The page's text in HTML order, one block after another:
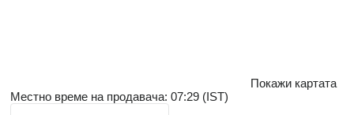
Покажи картата
Местно време на продавача: 07:29 (IST)